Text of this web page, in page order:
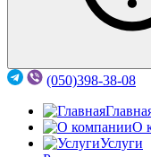
(050)398-38-08
О
Услуги